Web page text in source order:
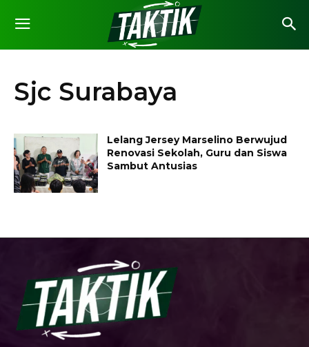
Sjc Surabaya
Lelang Jersey Marselino Berwujud
Renovasi Sekolah, Guru dan Siswa
Sambut Antusias